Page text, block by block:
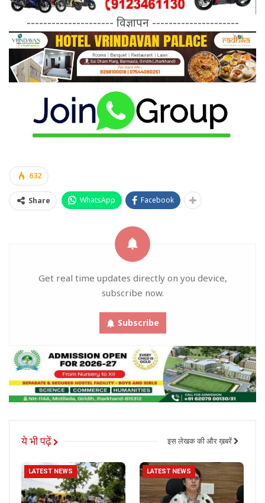
--------------------- विज्ञापन ---------------------
632
Share WhatsApp Facebook
Get real time updates directly on you device,
subscribe now.
Subscribe
ये भी पढ़ें इस लेखक की और ख़बरें
LATEST NEWS LATEST NEWS